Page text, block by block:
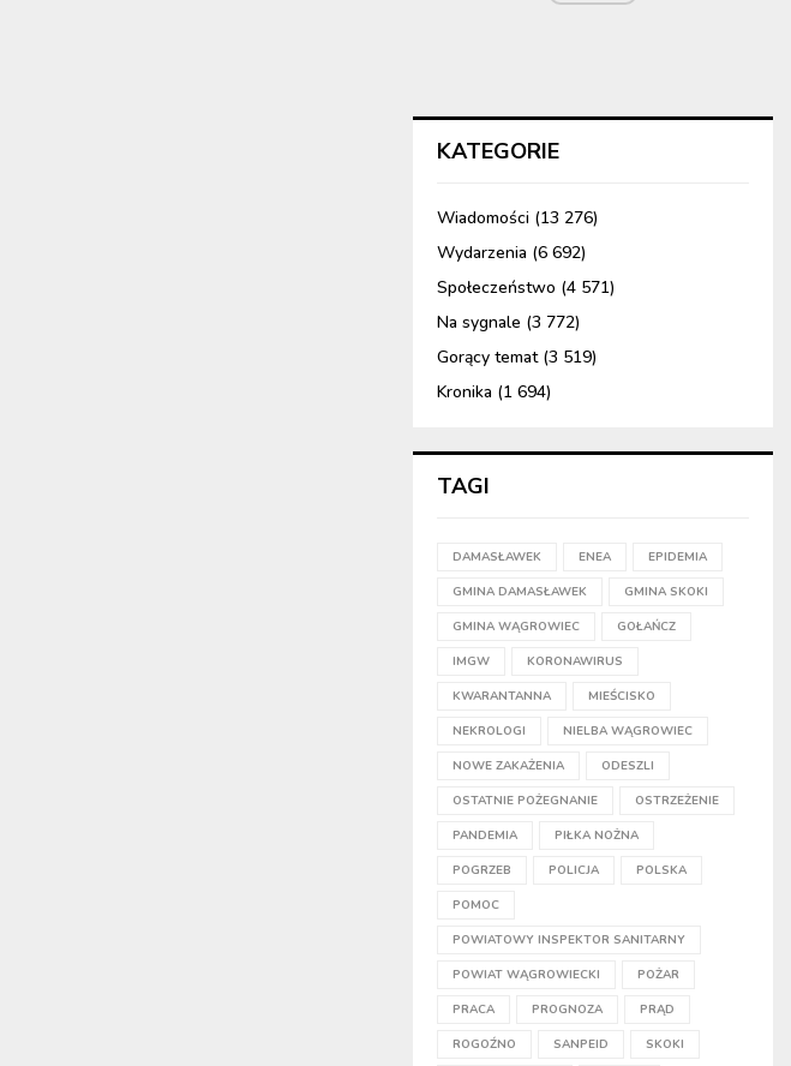
KATEGORIE
Wiadomości (13 276)
Wydarzenia (6 692)
Społeczeństwo (4 571)
Na sygnale (3 772)
Gorący temat(3 519)
Kronika (1 694)
TAGI
DAMASŁAWEK ENEA EPIDEMIA
GMINA DAMASŁAWEK GMINA SKOKI
GMINA WĄGROWIEC GOŁAŃCZ
IMGW KORONAWIRUS
KWARANTANNA MIEŚCISKO
NEKROLOGI NIELBA WĄGROWIEC
NOWE ZAKAŻENIA ODESZLI
OSTATNIE POŻEGNANIE OSTRZEŻENIE
PANDEMIA PIŁKA NOŻNA
POGRZEB POLICJA POLSKA
POMOC
POWIATOWY INSPEKTOR SANITARNY
POWIAT WĄGROWIECKI POŻAR
PRACA PROGNOZA PRĄD
ROGOŹNO SANPEID SKOKI